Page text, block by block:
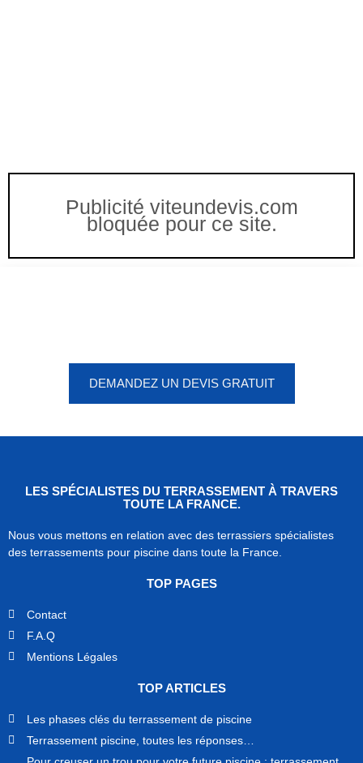
Publicité viteundevis.com
bloquée pour ce site.
DEMANDEZ UN DEVIS GRATUIT
LES SPÉCIALISTES DU TERRASSEMENT À TRAVERS
TOUTE LA FRANCE.
Nous vous mettons en relation avec des terrassiers spécialistes
des terrassements pour piscine dans toute la France.
TOP PAGES
Contact
F.A.Q
Mentions Légales
TOP ARTICLES
Les phases clés du terrassement de piscine
Terrassement piscine, toutes les réponses…